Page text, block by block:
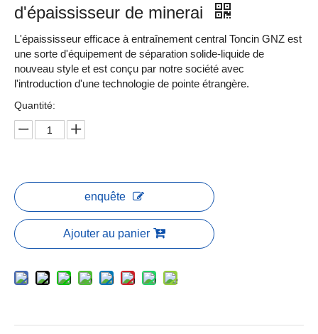
d'épaississeur de minerai
L'épaississeur efficace à entraînement central Toncin GNZ est
une sorte d'équipement de séparation solide-liquide de
nouveau style et est conçu par notre société avec
l'introduction d'une technologie de pointe étrangère.
Quantité:
enquête
Ajouter au panier